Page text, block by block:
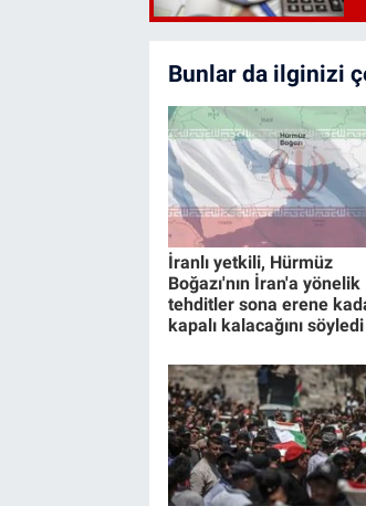
Bunlar da ilginizi
İranlı yetkili, Hürmüz
Boğazı'nın İran'a yönelik
tehditler sona erene
kapalı kalacağını söyledi